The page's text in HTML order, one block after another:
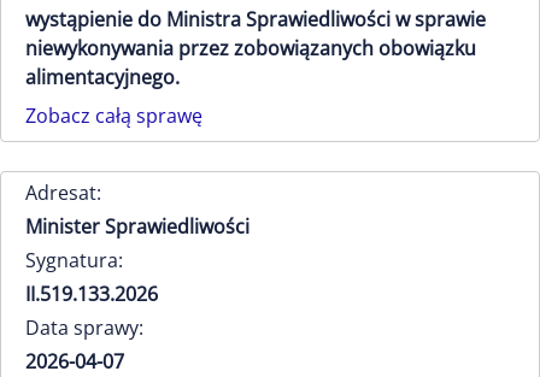
wystąpienie do Ministra Sprawiedliwości w sprawie
niewykonywania przez zobowiązanych obowiązku
alimentacyjnego.
Zobacz całą sprawę
Adresat:
Minister Sprawiedliwości
Sygnatura:
II.519.133.2026
Data sprawy:
2026-04-07